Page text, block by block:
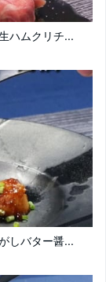
ハムクリチ...
しバター醤...